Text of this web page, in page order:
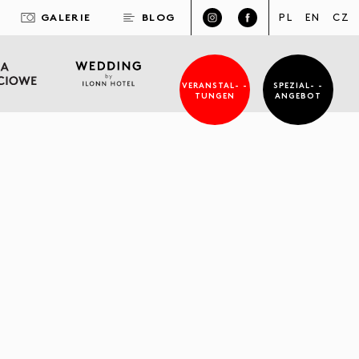
GALERIE BLOG PL EN CZ
VERANSTAL- -
TUNGEN
SPEZIAL- -
ANGEBOT